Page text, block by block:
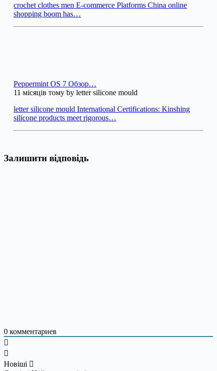
crochet clothes men E-commerce Platforms China online
shopping boom has…
Peppermint OS 7 Обзор…
11 місяців тому by letter silicone mould
letter silicone mould International Certifications: Kinshing
silicone products meet rigorous…
Залишити відповідь
0 комментариев
Новіші